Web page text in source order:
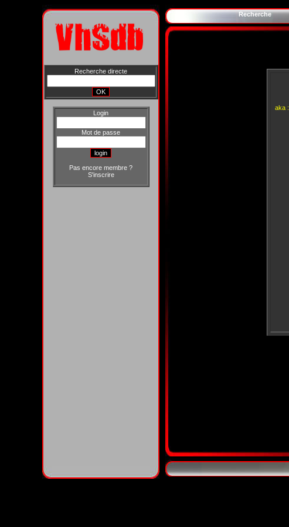
Recherche directe
Login
Mot de passe
Pas encore membre ?
S'inscrire
Recherche
aka :